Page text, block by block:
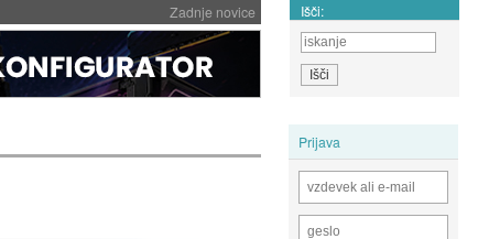
Zadnje novice Išči:
Prijava